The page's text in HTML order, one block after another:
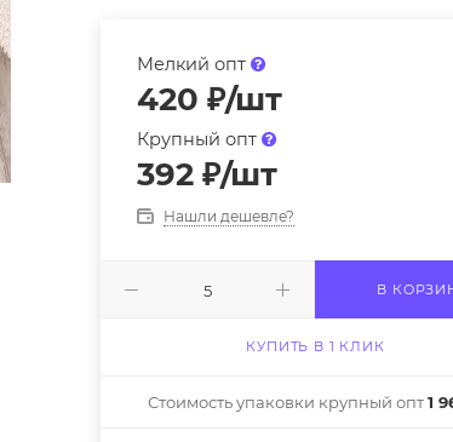
Мелкий опт
420 ₽/шт
Крупный опт
392 ₽/шт
Нашли дешевле?
В
КУПИТЬ В 1 КЛИК
Стоимость упаковки крупный опт1